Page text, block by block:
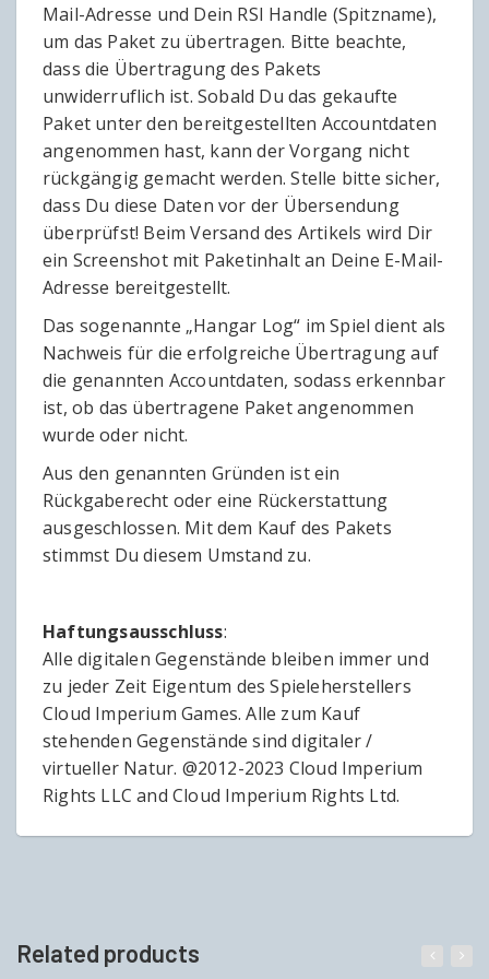
Mail-Adresse und Dein RSI Handle (Spitzname),
um das Paket zu übertragen. Bitte beachte,
dass die Übertragung des Pakets
unwiderruflich ist. Sobald Du das gekaufte
Paket unter den bereitgestellten Accountdaten
angenommen hast, kann der Vorgang nicht
rückgängig gemacht werden. Stelle bitte sicher,
dass Du diese Daten vor der Übersendung
überprüfst! Beim Versand des Artikels wird Dir
ein Screenshot mit Paketinhalt an Deine E-Mail-
Adresse bereitgestellt.
Das sogenannte „Hangar Log“ im Spiel dient als
Nachweis für die erfolgreiche Übertragung auf
die genannten Accountdaten, sodass erkennbar
ist, ob das übertragene Paket angenommen
wurde oder nicht.
Aus den genannten Gründen ist ein
Rückgaberecht oder eine Rückerstattung
ausgeschlossen. Mit dem Kauf des Pakets
stimmst Du diesem Umstand zu.
Haftungsausschluss:
Alle digitalen Gegenstände bleiben immer und
zu jeder Zeit Eigentum des Spieleherstellers
Cloud Imperium Games. Alle zum Kauf
stehenden Gegenstände sind digitaler /
virtueller Natur. @2012-2023 Cloud Imperium
Rights LLC and Cloud Imperium Rights Ltd.
Related products